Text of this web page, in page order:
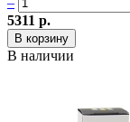
5311 р.
В наличии